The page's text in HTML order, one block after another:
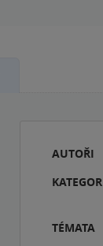
AUTOŘI
TÉMATA